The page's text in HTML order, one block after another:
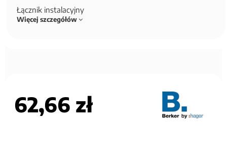
Łącznik instalacyjny
Więcej szczegółów
62,66 zł